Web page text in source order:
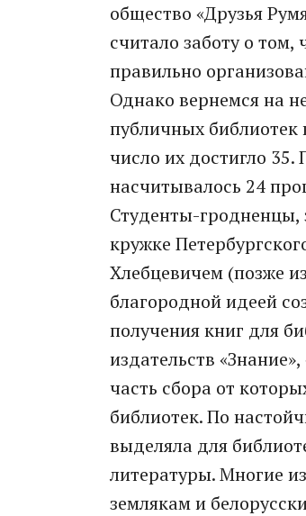
общество «Друзья
считало заботу о
правильно
Однако вернемся на
публичных библиотек
число их достигло 35.
насчитывалось 24
Студенты-гродненцы,
кружке
Хлебцевичем (позже
благородной идеей
получения книг для
издательств
часть сбора от
библиотек. По
выделяла для
литературы. Многие
землякам и